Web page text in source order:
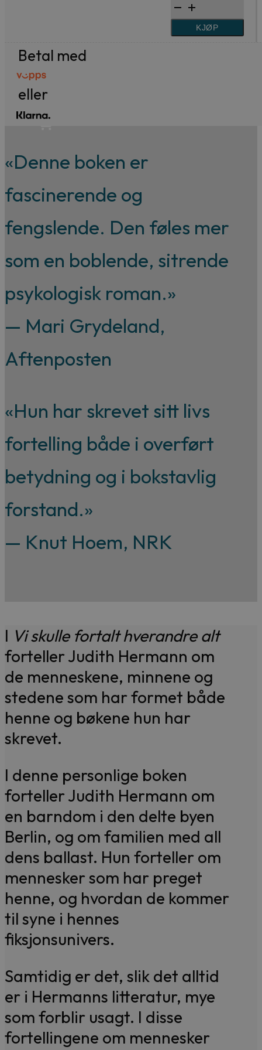
Forfattere
Våre
skulle
fortalt
KJØP
Betal med
eller
«Denne boken er
fascinerende og
fengslende. Den føles mer
som en boblende, sitrende
psykologisk roman.»
— Mari Grydeland,
Aftenposten
«Hun har skrevet sitt livs
fortelling både i overført
betydning og i bokstavlig
forstand.»
— Knut Hoem, NRK
I Vi skulle fortalt hverandre alt
forteller Judith Hermann om
de menneskene, minnene og
stedene som har formet både
henne og bøkene hun har
skrevet.
I denne personlige boken
forteller Judith Hermann om
en barndom i den delte byen
Berlin, og om familien med all
dens ballast. Hun forteller om
mennesker som har preget
henne, og hvordan de kommer
til syne i hennes
fiksjonsunivers.
Samtidig er det, slik det alltid
er i Hermanns litteratur, mye
som forblir usagt. I disse
fortellingene om mennesker